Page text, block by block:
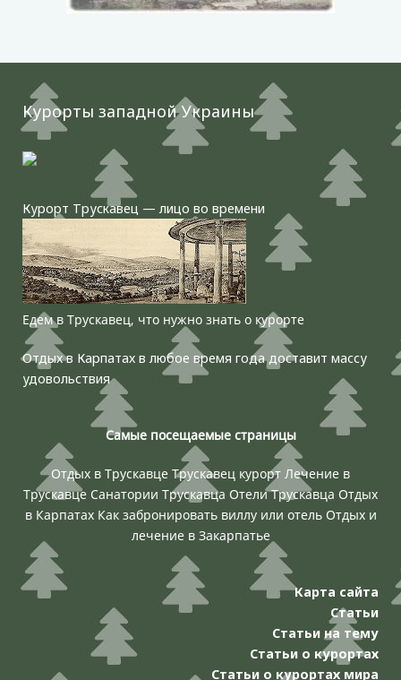
Курорты западной Украины
Курорт Трускавец — лицо во времени
Едем в Трускавец, что нужно знать о курорте
Отдых в Карпатах в любое время года доставит массу
удовольствия
Самые посещаемые страницы
Отдых в Трускавце Трускавец курорт Лечение в
Трускавце Санатории Трускавца Отели Трускавца Отдых
в Карпатах Как забронировать виллу или отель Отдых и
лечение в Закарпатье
Карта сайта
Статьи
Статьи на тему
Статьи о курортах
Статьи о курортах мира